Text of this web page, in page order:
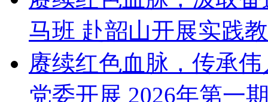
马班 赴韶山开展实践
赓续红色血脉，传承
党委开展 2026年第一